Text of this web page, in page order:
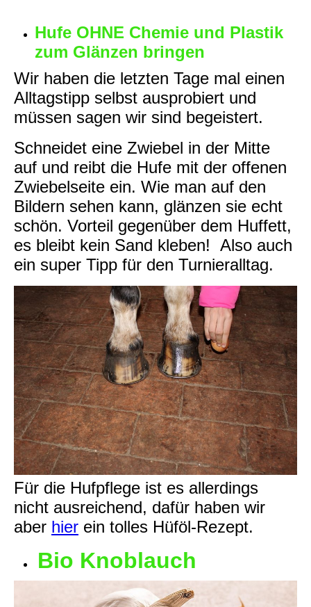
Hufe OHNE Chemie und Plastik
zum Glänzen bringen
Wir haben die letzten Tage mal einen
Alltagstipp selbst ausprobiert und
müssen sagen wir sind begeistert.
Schneidet eine Zwiebel in der Mitte
auf und reibt die Hufe mit der offenen
Zwiebelseite ein. Wie man auf den
Bildern sehen kann, glänzen sie echt
schön. Vorteil gegenüber dem Huffett,
es bleibt kein Sand kleben! Also auch
ein super Tipp für den Turnieralltag.
Für die Hufpflege ist es allerdings
nicht ausreichend, dafür haben wir
aber hier ein tolles Hüföl-Rezept.
Bio Knoblauch